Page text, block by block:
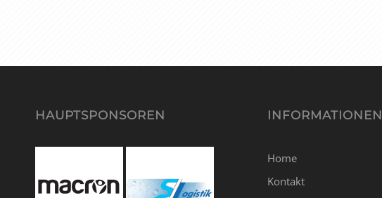
HAUPTSPONSOREN INFORMATIONEN
Home
Kontakt